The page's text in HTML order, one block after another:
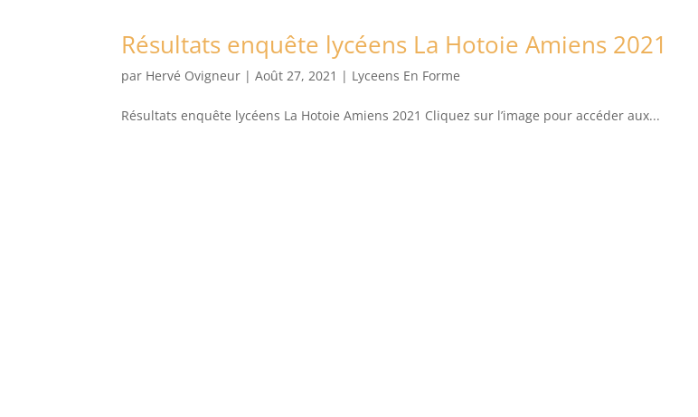
Résultats enquête lycéens La Hotoie Amiens 2021
par Hervé Ovigneur |Août 27, 2021 | Lyceens En Forme
Résultats enquête lycéens La Hotoie Amiens 2021 Cliquez sur l’image pour accéder aux...